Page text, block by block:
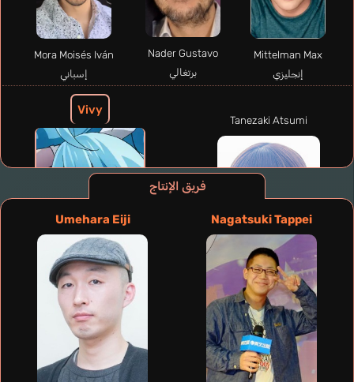
فريق الإنتاج
Nagatsuki Tappei
Umehara Eiji
Mittelman Max
إنجليزي
Nader Gustavo
برتغالي
Mora Moisés Iván
إسباني
Vivy
Tanezaki Atsumi